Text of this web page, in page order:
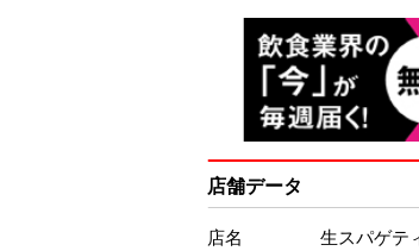
店舗データ
店名
生スパゲテ